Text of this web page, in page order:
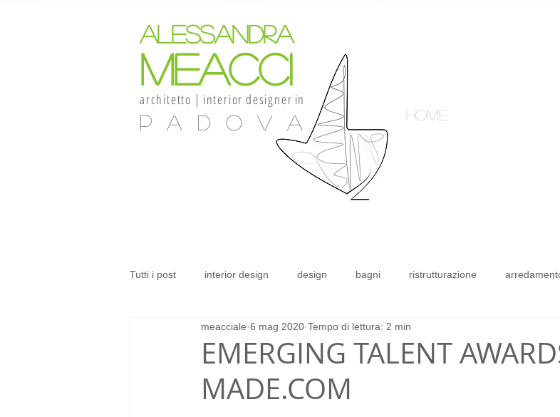
architetto | interior designer in
Padova
alessandra
meacci
home
Tutti i post interior design design bagni ristrutturazione
arredatore restyling casa arredo su misura
EMERGING TALENT
MADE.COM
meacciale 6 mag 2020 Tempo di lettura: 2 min